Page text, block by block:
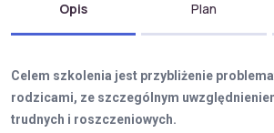
Opis Plan
Celem szkolenia jest przybliżenie
rodzicami, ze szczególnym
trudnych i roszczeniowych.